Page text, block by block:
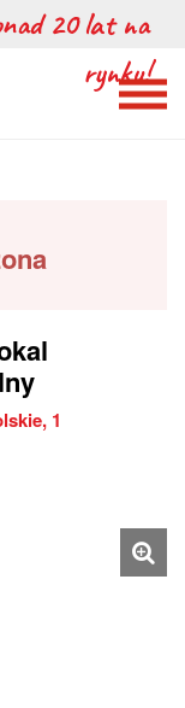
20 lat na
rynku!
1